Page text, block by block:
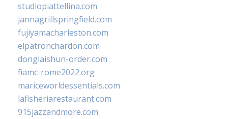
studiopiattellina.com
jannagrillspringfield.com
fujiyamacharleston.com
elpatronchardon.com
donglaishun-order.com
fiamc-rome2022.org
mariceworldessentials.com
lafisheriarestaurant.com
915jazzandmore.com